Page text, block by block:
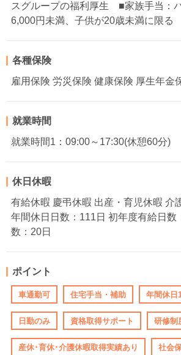
スグループの福利厚生 ■家族手当：
6,000円未満、子供が20歳未満に限る
各種保険
雇用保険 労災保険 健康保険 厚生年金
就業時間
就業時間1：09:00～17:30(休憩60分)
休日休暇
有給休暇 慶弔休暇 出産・育児休暇 介
年間休日日数：111日 初年度有給日数
数：20日
ポイント
車通勤可 住宅手当・補助 年間休日
日勤のみ 資格取得サポート 研修制
産休･育休･介護休暇取得実績あり 社会